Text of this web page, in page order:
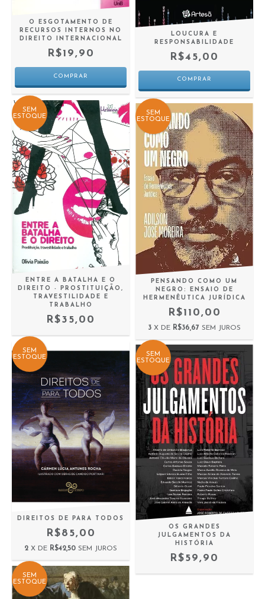
O ESGOTAMENTO DE
RECURSOS INTERNOS NO
DIREITO INTERNACIONAL
R$19,90
LOUCURA E
RESPONSABILIDADE
R$45,00
SEM
ESTOQUE
ENTRE A BATALHA E O
DIREITO - PROSTITUIÇÃO,
TRAVESTILIDADE E
TRABALHO
R$35,00
SEM
ESTOQUE
PENSANDO COMO UM
NEGRO: ENSAIO DE
HERMENÊUTICA JURÍDICA
R$110,00
3 X DE R$36,67 SEM JUROS
SEM
ESTOQUE
DIREITOS DE PARA TODOS
R$85,00
2 X DE R$42,50 SEM JUROS
SEM
ESTOQUE
OS GRANDES
JULGAMENTOS DA
HISTÓRIA
R$59,90
SEM
ESTOQUE